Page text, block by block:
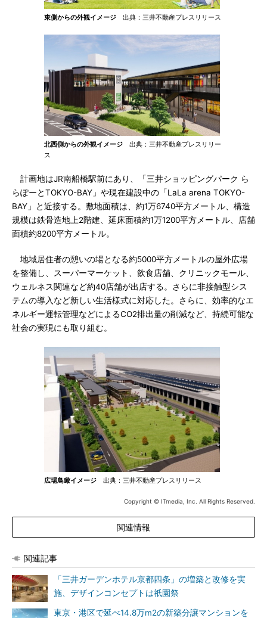
東側からの外観イメージ 出典：三井不動産プレスリリース
北西側からの外観イメージ 出典：三井不動産プレスリリー
ス
計画地はJR南船橋駅前にあり、「三井ショッピングパーク ら
らぽーとTOKYO-BAY」や現在建設中の「LaLa arena TOKYO-
BAY」と近接する。敷地面積は、約1万6740平方メートル、構造
規模は鉄骨造地上2階建、延床面積約1万1200平方メートル、店舗
面積約8200平方メートル。
地域居住者の憩いの場となる約5000平方メートルの屋外広場
を整備し、スーパーマーケット、飲食店舗、クリニックモール、
ウェルネス関連など約40店舗が出店する。さらに非接触型シス
テムの導入など新しい生活様式に対応した。さらに、効率的なエ
ネルギー運転管理などによるCO2排出量の削減など、持続可能な
社会の実現にも取り組む。
広場鳥瞰イメージ 出典：三井不動産プレスリリース
Copyright © ITmedia, Inc. All Rights Reserved.
関連情報
関連記事
「三井ガーデンホテル京都四条」の増築と改修を実
施、デザインコンセプトは祇園祭
東京・港区で延べ14.8万m2の新築分譲マンションを